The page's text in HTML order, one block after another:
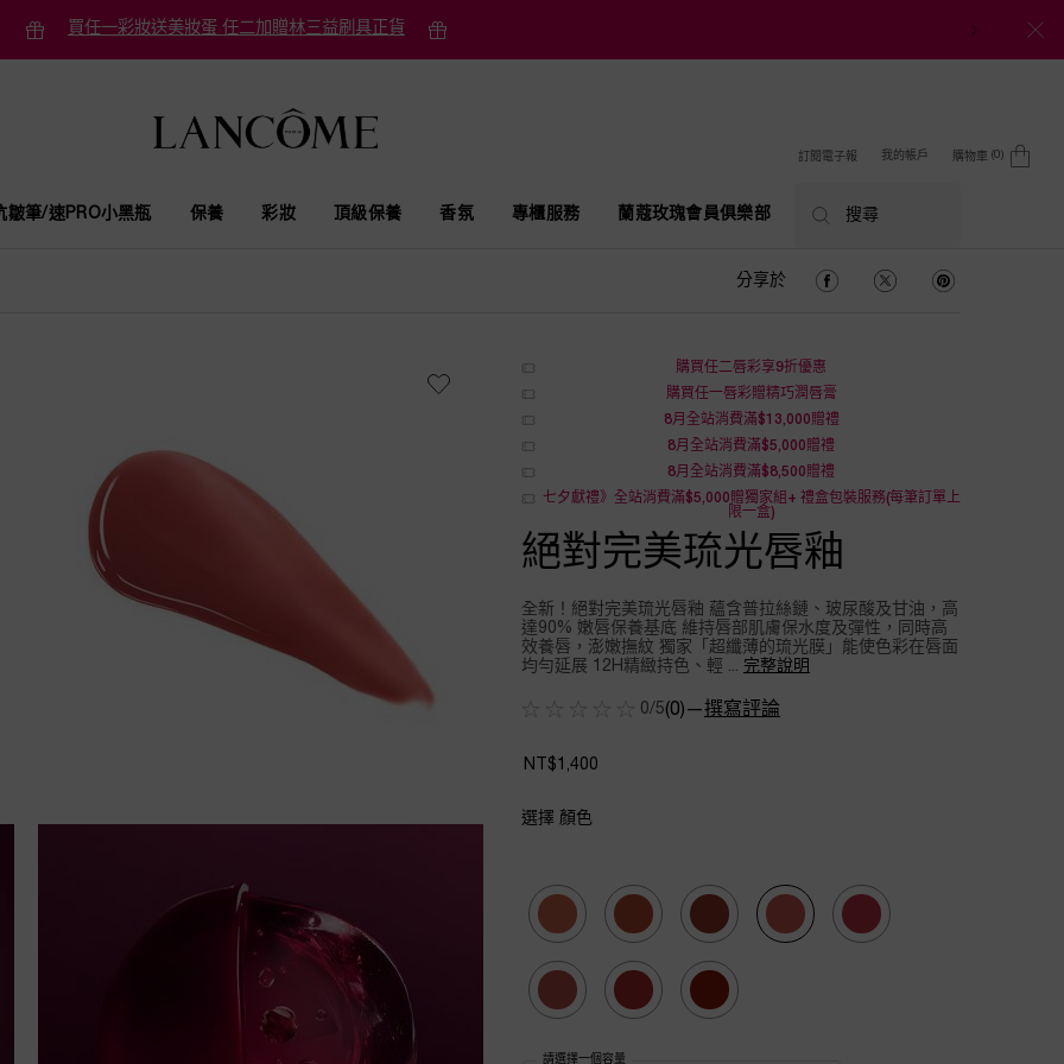
買任一彩妝送美妝蛋 任二加贈林三益刷具正貨
訂閱電子報 我的帳戶 購物車 0
0 product in cart
皺筆/速PRO小黑瓶 保養 彩妝 頂級保養 香氛 專櫃服務 蘭蔻玫瑰會員俱樂部 搜尋
分享於 分享於 Facebook
分享於 Twitter分享於 Pinterest
購買任二唇彩享9折優惠
購買任一唇彩贈精巧潤唇膏
8月全站消費滿$13,000贈禮
8月全站消費滿$5,000贈禮
8月全站消費滿$8,500贈禮
七夕獻禮》全站消費滿$5,000贈獨家組+ 禮盒包裝服務(每筆訂單上
限一盒)
絕對完美琉光唇釉
全新！絕對完美琉光唇釉 蘊含普拉絲鏈、玻尿酸及甘油，高
達90% 嫩唇保養基底 維持唇部肌膚保水度及彈性，同時高
效養唇，澎嫩撫紋 獨家「超纖薄的琉光膜」能使色彩在唇面
均勻延展 12H精緻持色、輕 ... 完整說明
0/5(0) —撰寫評論
NT$1,400
選擇 顏色
Selected
701, 1 of 8 Selected
702, 2 of 8 Selected
703, 3 of 8 Selected
706, 4 of 8 Selected
707, 5 of 8
Selected
708, 6 of 8 Selected
709, 7 of 8 Selected
710, 8 of 8
請選擇一個容量